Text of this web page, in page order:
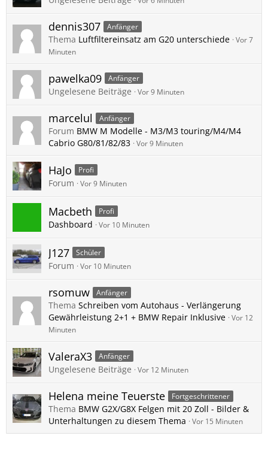
dennis307 Anfänger
Thema Luftfiltereinsatz am G20 unterschiede Vor 7
Minuten
pawelka09 Anfänger
Ungelesene Beiträge Vor 9 Minuten
marcelul Anfänger
Forum BMW M Modelle - M3/M3 touring/M4/M4
Cabrio G80/81/82/83 Vor 9 Minuten
HaJo Profi
Forum Vor 9 Minuten
Macbeth Profi
Dashboard Vor 10 Minuten
J127 Schüler
Forum Vor 10 Minuten
rsomuw Anfänger
Thema Schreiben vom Autohaus - Verlängerung
Gewährleistung 2+1 + BMW Repair Inklusive Vor 12
Minuten
ValeraX3 Anfänger
Ungelesene Beiträge Vor 12 Minuten
Helena meine Teuerste Fortgeschrittener
Thema BMW G2X/G8X Felgen mit 20 Zoll - Bilder &
Unterhaltungen zu diesem Thema
Vor 15 Minuten